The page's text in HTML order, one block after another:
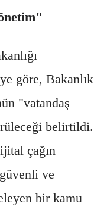
göre, Bakanlık
"vatandaş
belirtildi.
çağın
ve
bir kamu